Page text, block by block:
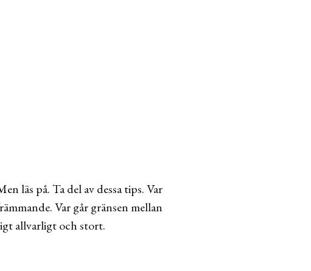
läs på. Ta del av dessa tips. Var
Var går gränsen mellan
allvarligt och stort.